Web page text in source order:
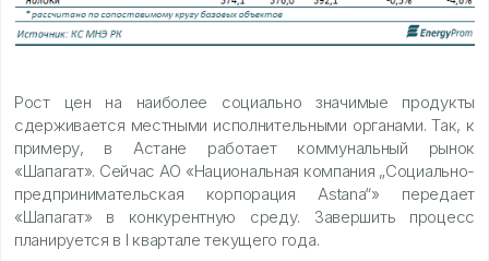
Рост цен на наиболее социально значимые продукты
сдерживается местными исполнительными органами. Так, к
примеру, в Астане работает коммунальный рынок
«Шапагат». Сейчас АО «Национальная компания „Социально-
предпринимательская корпорация Astana“» передает
«Шапагат» в конкурентную среду. Завершить процесс
планируется в I квартале текущего года.